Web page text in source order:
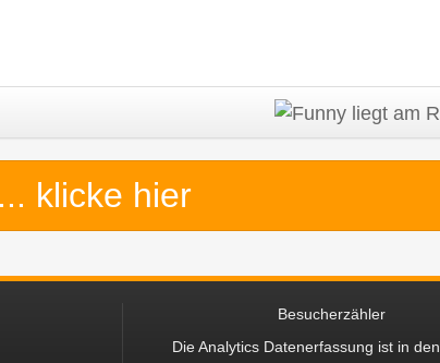
... klicke hier
Besucherzähler
Die Analytics Datenerfassung ist in den